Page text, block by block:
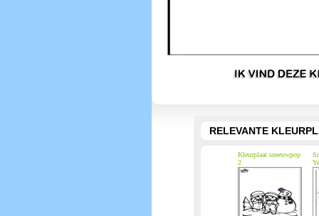
RELEVANTE
Kleurplaat sneeuwpop
2